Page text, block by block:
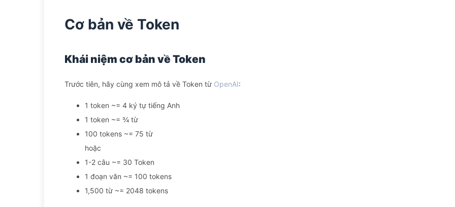
Cơ bản về Token
Khái niệm cơ bản về Token
Trước tiên, hãy cùng xem mô tả về Token từ OpenAI:
1 token ~= 4 ký tự tiếng Anh
1 token ~= ¾ từ
100 tokens ~= 75 từ
hoặc
1-2 câu ~= 30 Token
1 đoạn văn ~= 100 tokens
1,500 từ ~= 2048 tokens